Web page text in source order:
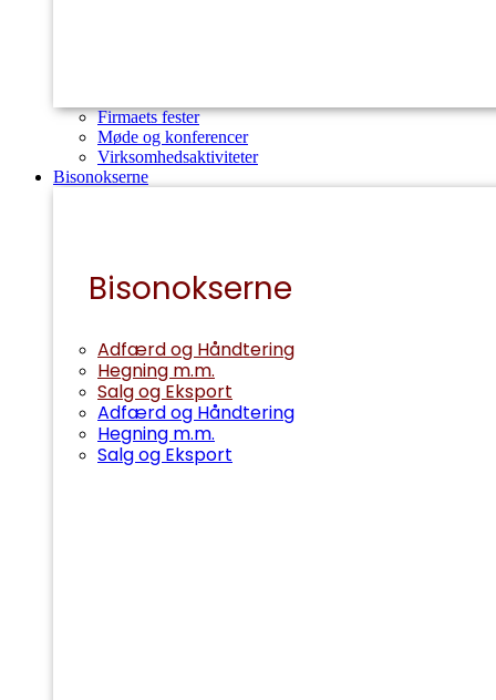
Firmaets fester
Møde og konferencer
Virksomhedsaktiviteter
Bisonokserne
Bisonokserne
Adfærd og Håndtering
Hegning m.m.
Salg og Eksport
Adfærd og Håndtering
Hegning m.m.
Salg og Eksport